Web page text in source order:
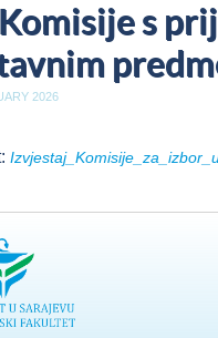
s
2026